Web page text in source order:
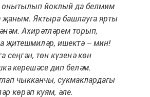
онытылып йоклый да белмим
җаным. Яктыра башлауга ярты
Ахирәтләрем торып,
җитешмиләр, ишектә – мин!
сеңгән, төн күзенә көн
керешәсе дип беләм.
чыкканчы, сукмаклардагы
көрәп куям, әле.